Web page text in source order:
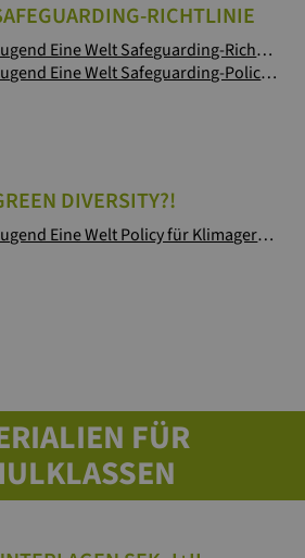
RICHTLINIE
Jugend Eine Welt Safeguarding-Richtlinie (DE)
Jugend Eine Welt Safeguarding-Policy (EN)
DIVERSITY?!
Jugend Eine Welt Policy für Klimagerechtigkeit
FÜR